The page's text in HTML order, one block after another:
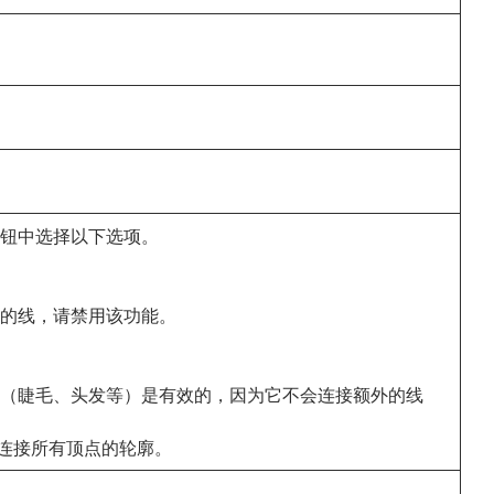
中选择以下选项。
线，请禁用该功能。
睫毛、头发等）是有效的，因为它不会连接额外的线
所有顶点的轮廓。